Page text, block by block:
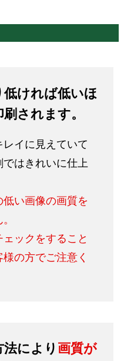
ければ低いほ
されます。
イに見えていて
はきれいに仕上
い画像の画質を
ックをすること
の方でご注意く
により 画質が